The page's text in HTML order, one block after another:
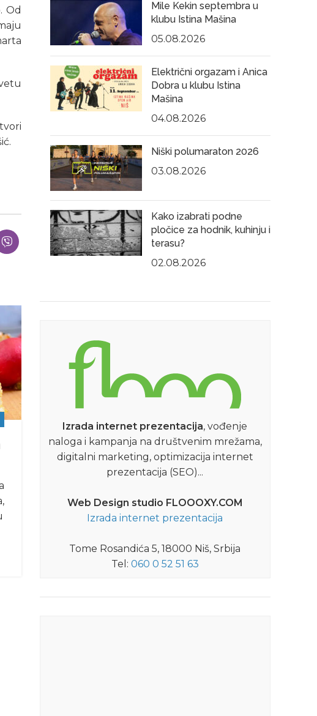
Od
Alen Ademović održaće
besplatan koncert u Nišu
rodnom Nišu na Festivalu uličnih svirača
„Zvuci niške kaldrme“
Mile Kekin septembra u
klubu Istina Mašina
05.08.2026
Električni orgazam i Anica
Dobra u klubu Istina
Mašina
04.08.2026
Niški polumaraton 2026
03.08.2026
Kako izabrati podne
pločice za hodnik, kuhinju i
terasu?
02.08.2026
Izrada internet prezentacija, vođenje
naloga i kampanja na društvenim mrežama,
digitalni marketing, optimizacija internet
prezentacija (SEO)...
Web Design studio FLOOOXY.COM
Izrada internet prezentacija
Tome Rosandića 5, 18000 Niš, Srbija
Tel: 060 0 52 51 63